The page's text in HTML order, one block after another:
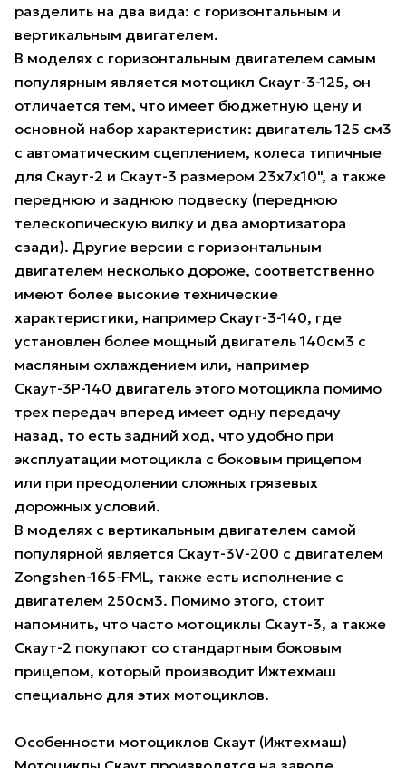
разделить на два вида: с горизонтальным и
вертикальным двигателем.
В моделях с горизонтальным двигателем самым
популярным является мотоцикл Скаут-3-125, он
отличается тем, что имеет бюджетную цену и
основной набор характеристик: двигатель 125 см3
с автоматическим сцеплением, колеса типичные
для Скаут-2 и Скаут-3 размером 23х7х10", а также
переднюю и заднюю подвеску (переднюю
телескопическую вилку и два амортизатора
сзади). Другие версии с горизонтальным
двигателем несколько дороже, соответственно
имеют более высокие технические
характеристики, например Скаут-3-140, где
установлен более мощный двигатель 140см3 с
масляным охлаждением или, например
Скаут-3Р-140 двигатель этого мотоцикла помимо
трех передач вперед имеет одну передачу
назад, то есть задний ход, что удобно при
эксплуатации мотоцикла с боковым прицепом
или при преодолении сложных грязевых
дорожных условий.
В моделях с вертикальным двигателем самой
популярной является Скаут-3V-200 с двигателем
Zongshen-165-FML, также есть исполнение с
двигателем 250см3. Помимо этого, стоит
напомнить, что часто мотоциклы Скаут-3, а также
Скаут-2 покупают со стандартным боковым
прицепом, который производит Ижтехмаш
специально для этих мотоциклов.
Особенности мотоциклов Скаут (Ижтехмаш)